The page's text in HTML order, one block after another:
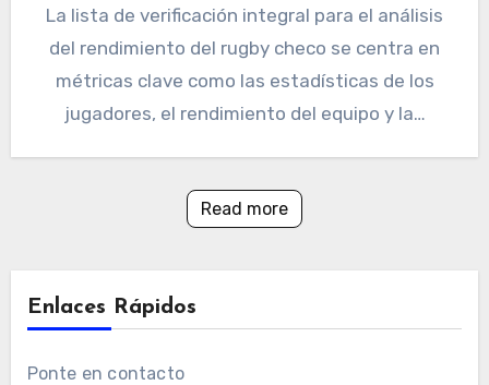
La lista de verificación integral para el análisis
del rendimiento del rugby checo se centra en
métricas clave como las estadísticas de los
jugadores, el rendimiento del equipo y la…
Read more
Enlaces Rápidos
Ponte en contacto